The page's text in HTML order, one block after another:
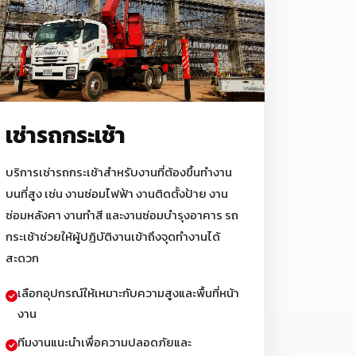
เช่ารถกระเช้า
บริการเช่ารถกระเช้าสำหรับงานที่ต้องขึ้นทำงาน
บนที่สูง เช่น งานซ่อมไฟฟ้า งานติดตั้งป้าย งาน
ซ่อมหลังคา งานทำสี และงานซ่อมบำรุงอาคาร รถ
กระเช้าช่วยให้ผู้ปฏิบัติงานเข้าถึงจุดทำงานได้
สะดวก
เลือกอุปกรณ์ให้เหมาะกับความสูงและพื้นที่หน้า
งาน
ทีมงานแนะนำเพื่อความปลอดภัยและ